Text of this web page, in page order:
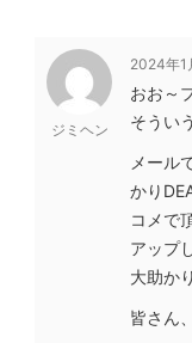
ジミヘン
2024年1
おお～
そうい
メール
かり
コメで
アップ
大助かり
皆さん